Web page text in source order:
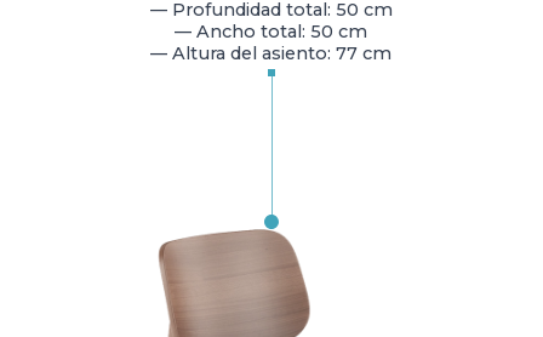
— Profundidad total: 50 cm
— Ancho total: 50 cm
— Altura del asiento: 77 cm